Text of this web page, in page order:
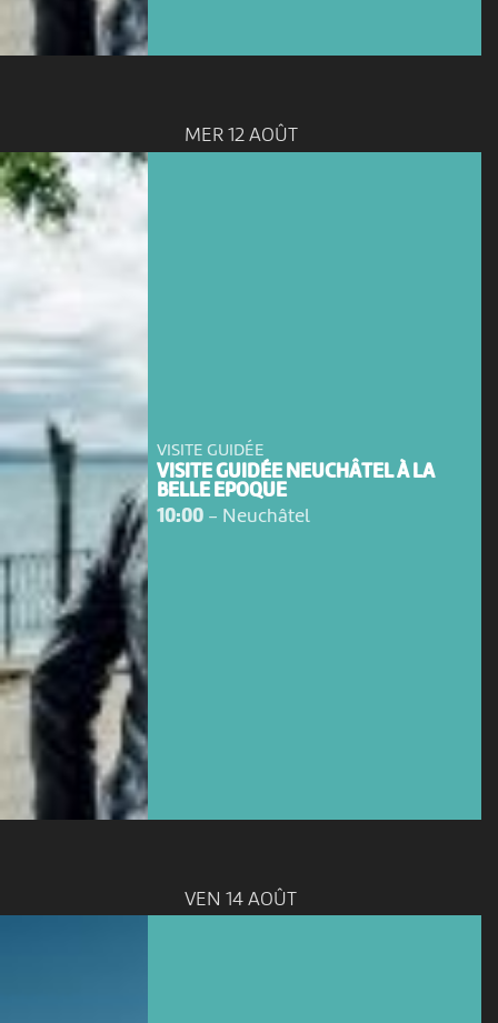
MER 12 AOÛT
VISITE GUIDÉE
VISITE GUIDÉE NEUCHÂTEL À LA
BELLE EPOQUE
10:00- Neuchâtel
VEN 14 AOÛT